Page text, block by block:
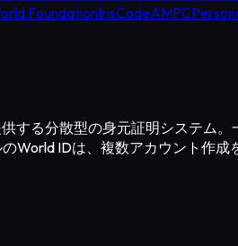
FoundationIrisCodeAMPC
する分散型の身元証明システム
World IDは、複数アカウント作成